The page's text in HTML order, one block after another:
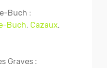
Buch :
Buch, Cazaux,
Graves :